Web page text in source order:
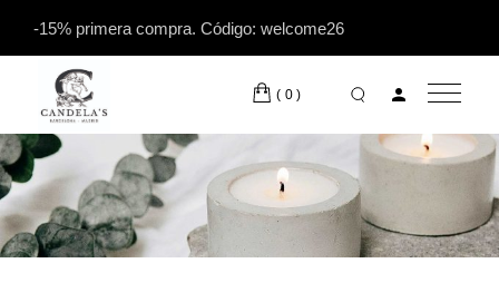
-15% primera compra. Código: welcome26
(0)